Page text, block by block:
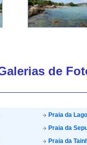
de
Praia da
Praia da
Praia da